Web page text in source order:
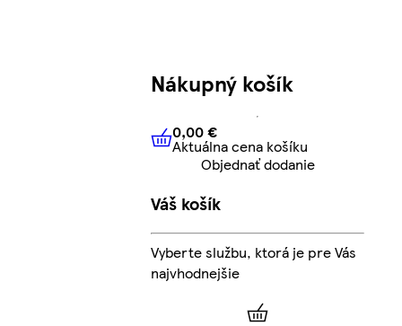
Nákupný košík
0,00 € Aktuálna cena košíku
0,00 €
Aktuálna cena košíku
Objednať dodanie
Váš košík
Vyberte službu, ktorá je pre Vás
najvhodnejšie